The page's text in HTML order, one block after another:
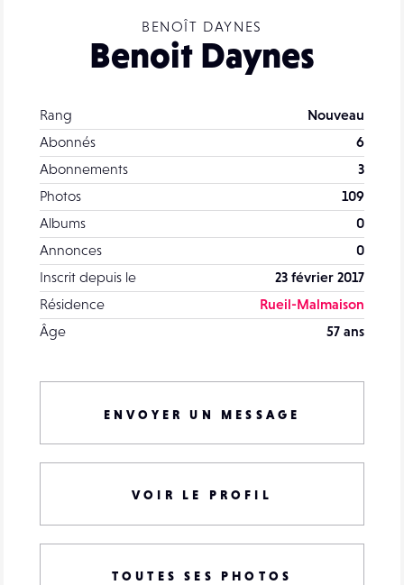
BENOÎT DAYNES
Benoit Daynes
Rang
Nouveau
Abonnés
6
Abonnements
3
Photos
109
Albums
0
Annonces
0
Inscrit depuis le
23 février 2017
Résidence
Rueil-Malmaison
Âge
57 ans
ENVOYER UN MESSAGE
VOIR LE PROFIL
TOUTES SES PHOTOS